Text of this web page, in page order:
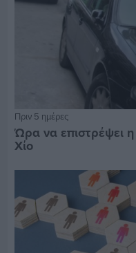
Πριν 5 ημέρες
Ώρα να επιστρέψει
Χίο